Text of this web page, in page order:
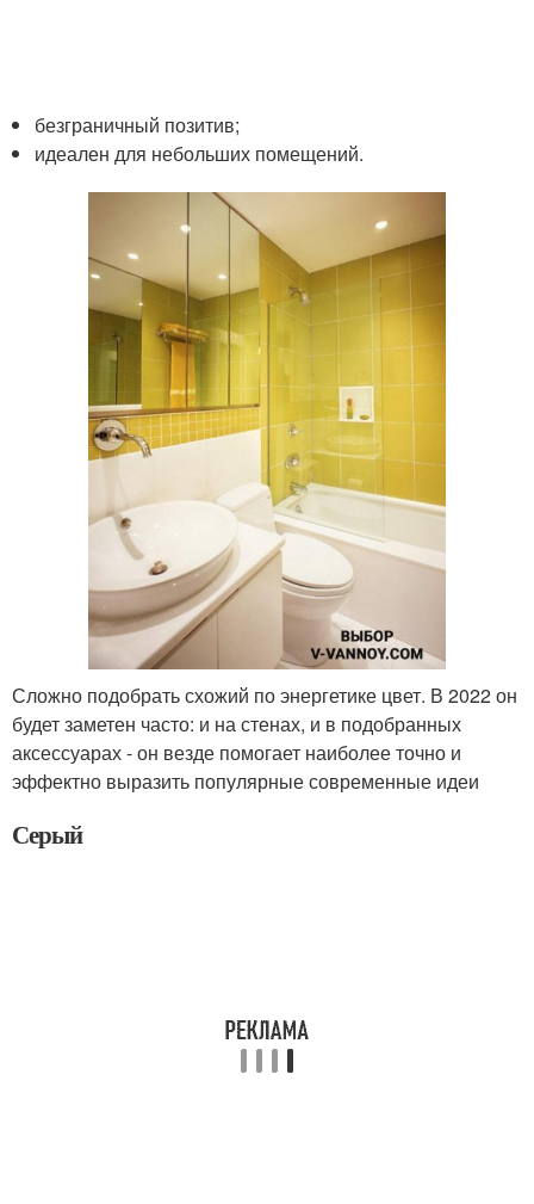
безграничный позитив;
идеален для небольших помещений.
Сложно подобрать схожий по энергетике цвет. В 2022 он
будет заметен часто: и на стенах, и в подобранных
аксессуарах - он везде помогает наиболее точно и
эффектно выразить популярные современные идеи
Серый